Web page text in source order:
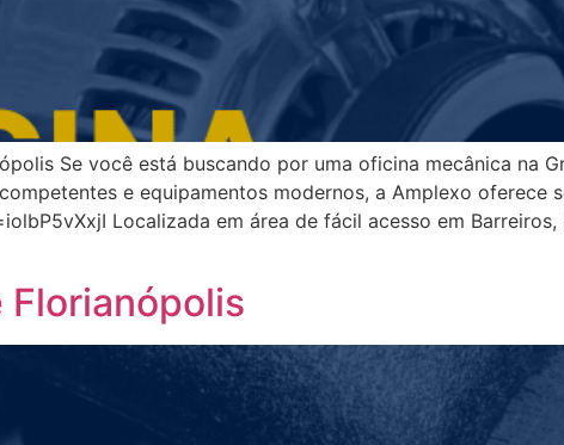
Se você está buscando por uma oficina mecânica na
e equipamentos modernos, a Amplexo oferece
Localizada em área de fácil acesso em
Florianópolis